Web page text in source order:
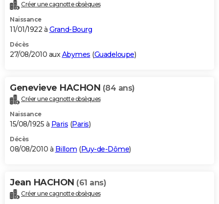
Créer une cagnotte obsèques
Naissance
11/01/1922 à Grand-Bourg
Décès
27/08/2010 auxAbymes (Guadeloupe)
Genevieve HACHON (84 ans)
Créer une cagnotte obsèques
Naissance
15/08/1925 à Paris (Paris)
Décès
08/08/2010 à Billom (Puy-de-Dôme)
Jean HACHON (61 ans)
Créer une cagnotte obsèques